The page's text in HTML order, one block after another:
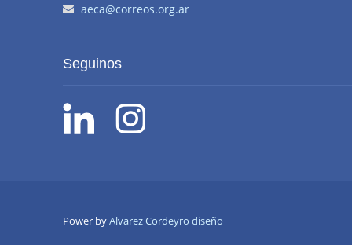
aeca@correos.org.ar
Seguinos
Power byAlvarez Cordeyro diseño